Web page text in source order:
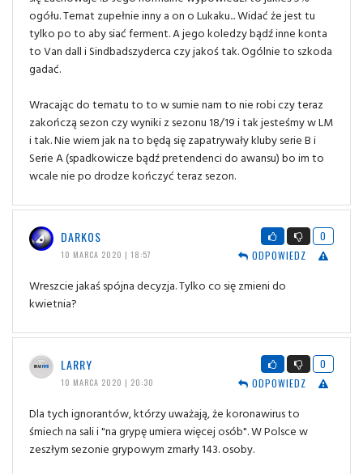
ogółu. Temat zupełnie inny a on o Lukaku... Widać że jest tu
tylko po to aby siać ferment. A jego koledzy bądź inne konta
to Van dall i Sindbadszyderca czy jakoś tak. Ogólnie to szkoda
gadać.
Wracając do tematu to to w sumie nam to nie robi czy teraz
zakończą sezon czy wyniki z sezonu 18/19 i tak jesteśmy w LM
i tak. Nie wiem jak na to będą się zapatrywały kluby serie B i
Serie A (spadkowicze bądź pretendenci do awansu) bo im to
wcale nie po drodze kończyć teraz sezon.
DARKOS
10 MARCA 2020 | 18:57
0
ODPOWIEDZ
Wreszcie jakaś spójna decyzja. Tylko co się zmieni do
kwietnia?
LARRY
10 MARCA 2020 | 20:30
0
ODPOWIEDZ
Dla tych ignorantów, którzy uważają, że koronawirus to
śmiech na sali i "na grypę umiera więcej osób". W Polsce w
zeszłym sezonie grypowym zmarły 143. osoby.